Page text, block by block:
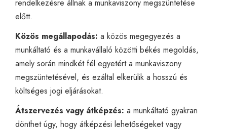
rendelkezésre állnak a munkaviszony megszüntetése
előtt.
Közös megállapodás: a közös megegyezés a
munkáltató és a munkavállaló közötti békés megoldás,
amely során mindkét fél egyetért a munkaviszony
megszüntetésével, és ezáltal elkerülik a hosszú és
költséges jogi eljárásokat.
Átszervezés vagy átképzés: a munkáltató gyakran
dönthet úgy, hogy átképzési lehetőségeket vagy